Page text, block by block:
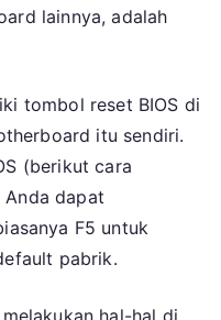
lainnya, adalah
tombol reset BIOS di
itu sendiri.
(berikut cara
Anda dapat
F5 untuk
pabrik.